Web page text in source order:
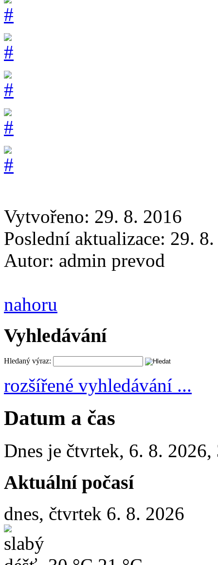
Vytvořeno: 29. 8. 2016
Poslední aktualizace: 29.
Autor: admin prevod
nahoru
Vyhledávání
Hledaný výraz:
rozšířené vyhledávání ...
Datum a čas
Dnes je čtvrtek, 6. 8. 2026,
Aktuální počasí
dnes, čtvrtek 6. 8. 2026